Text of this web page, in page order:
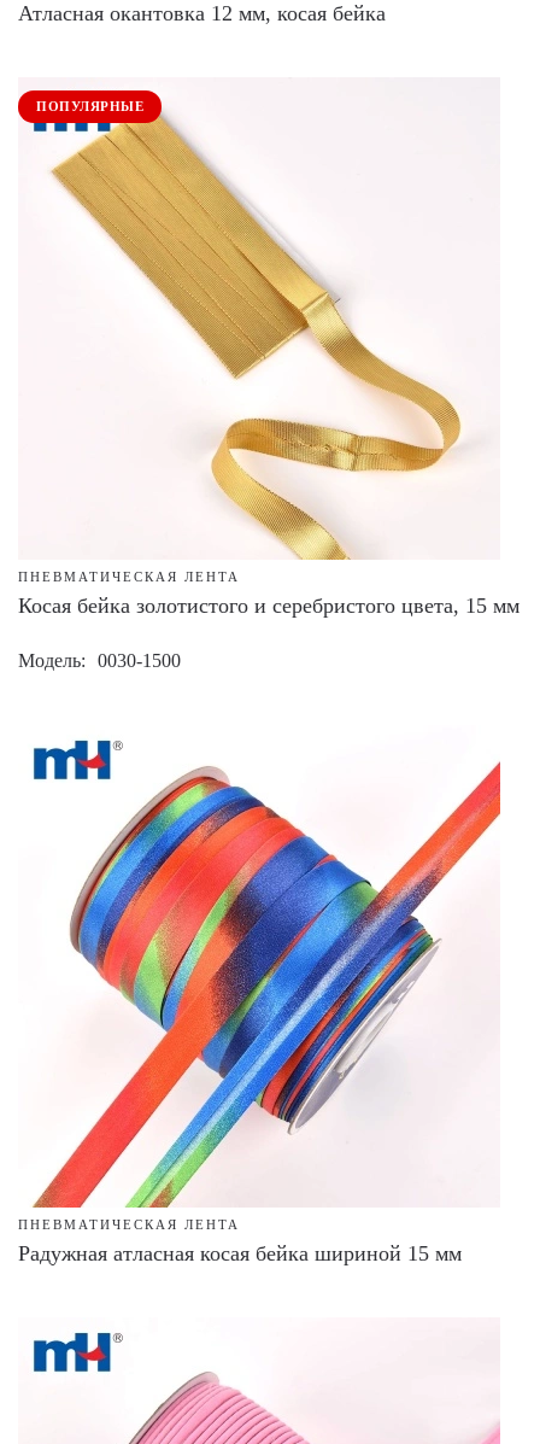
Атласная окантовка 12 мм, косая бейка
ПОПУЛЯРНЫЕ
ПНЕВМАТИЧЕСКАЯ ЛЕНТА
Косая бейка золотистого и серебристого цвета, 15 мм
Модель 0030-1500
ПНЕВМАТИЧЕСКАЯ ЛЕНТА
Радужная атласная косая бейка шириной 15 мм